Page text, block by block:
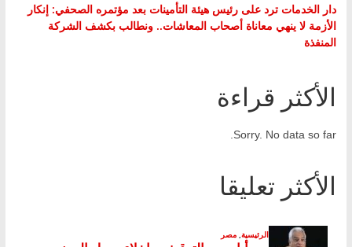
دار الخدمات ترد على رئيس هيئة التأمينات بعد مؤتمره الصحفي: إنكار
الأزمة لا ينهي معاناة أصحاب المعاشات.. ونطالب بكشف الشركة
المنفذة
الأكثر قراءة
Sorry. No data so far.
الأكثر تعليقا